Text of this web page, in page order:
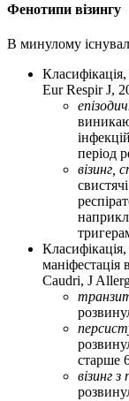
Фенотипи візингу
В минулому
Eur Respir J,
період
візинг,
маніфестація
Caudri, J
старше
візинг з